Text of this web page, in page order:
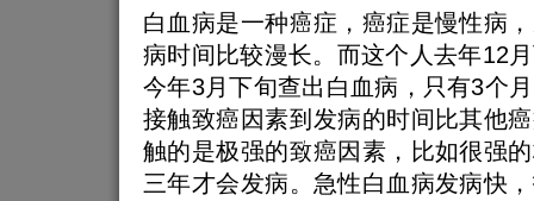
白血病是一种癌症，癌症是慢性病
病时间比较漫长。而这个人去年12
今年3月下旬查出白血病，只有3个
接触致癌因素到发病的时间比其他
触的是极强的致癌因素，比如很强
三年才会发病。急性白血病发病快